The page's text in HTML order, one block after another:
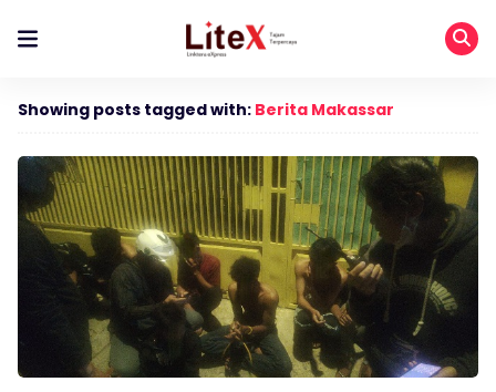
Showing posts tagged with: Berita Makassar